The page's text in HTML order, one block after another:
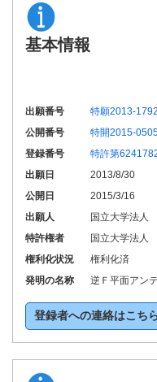
基本情報
出願番号
特願2013-
公開番号
特開2015-
登録番号
特許第
出願日
2013/8/30
公開日
2015/3/16
出願人
国立大学法人
特許権者
国立大学法人
権利化状況
権利化済
発明の名称
逆Ｆ平面アン
登録者への連絡はこち